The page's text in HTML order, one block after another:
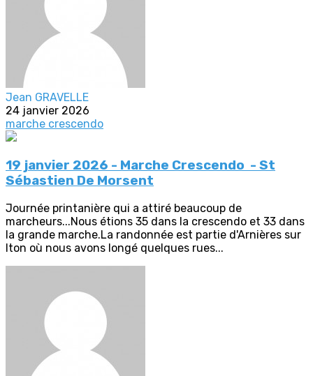
Jean GRAVELLE
24 janvier 2026
marche crescendo
19 janvier 2026 - Marche Crescendo - St
Sébastien De Morsent
Journée printanière qui a attiré beaucoup de
marcheurs...Nous étions 35 dans la crescendo et 33 dans
la grande marche.La randonnée est partie d'Arnières sur
Iton où nous avons longé quelques rues...